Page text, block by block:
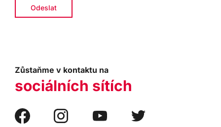
Zůstaňme v kontaktu na
sociálních sítích